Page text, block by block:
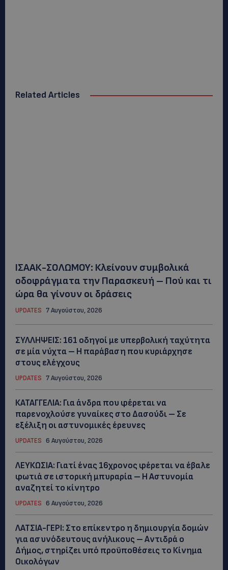
Related Articles
ΙΣΑΑΚ-ΣΟΛΩΜΟΥ: Κλείνουν συμβολικά
οδοφράγματα την Παρασκευή – Πού και τι
ώρα θα γίνουν οι δράσεις
UPDATES 7 Αυγούστου, 2026
ΣΥΛΛΗΨΕΙΣ: 161 οδηγοί με υπερβολική ταχύτητα
σε μία νύχτα – Η παράβαση που κυριάρχησε
στους ελέγχους
UPDATES 7 Αυγούστου, 2026
ΚΑΤΑΓΓΕΛΙΑ: Για άνδρα που φέρεται να
παρενοχλούσε γυναίκες στο Δασούδι – Σε
εξέλιξη οι αστυνομικές έρευνες
UPDATES 6 Αυγούστου, 2026
ΛΕΥΚΩΣΙΑ: Γιατί ένας 16χρονος φέρεται να έβαλε
φωτιά σε ιστορική μπυραρία – Η Αστυνομία
αναζητεί το κίνητρο
UPDATES 6 Αυγούστου, 2026
ΛΑΤΣΙΑ-ΓΕΡΙ: Στο επίκεντρο η δημιουργία δομών
για ασυνόδευτους ανήλικους – Αντιδρά ο
Δήμος, στηρίζει υπό προϋποθέσεις το Κίνημα
Οικολόγων